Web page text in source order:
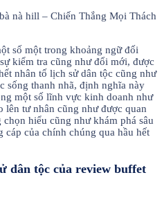
số một trong khoảng ngữ đối
kiểm tra cũng như đổi mới, được
nhân tố lịch sử dân tộc cũng như
sống thanh nhã, định nghĩa này
một số lĩnh vực kinh doanh như
lên tư nhân cũng như được quan
hiểu cũng như khám phá sâu
cáp của chính chúng qua hầu hết
dân tộc của review buffet